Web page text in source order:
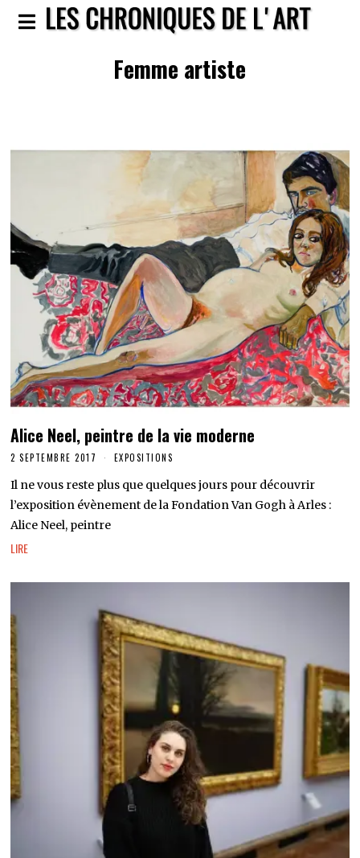
Femme artiste
Alice Neel, peintre de la vie moderne
2 SEPTEMBRE 2017 EXPOSITIONS
Il ne vous reste plus que quelques jours pour découvrir
l’exposition évènement de la Fondation Van Gogh à Arles :
Alice Neel, peintre
LIRE